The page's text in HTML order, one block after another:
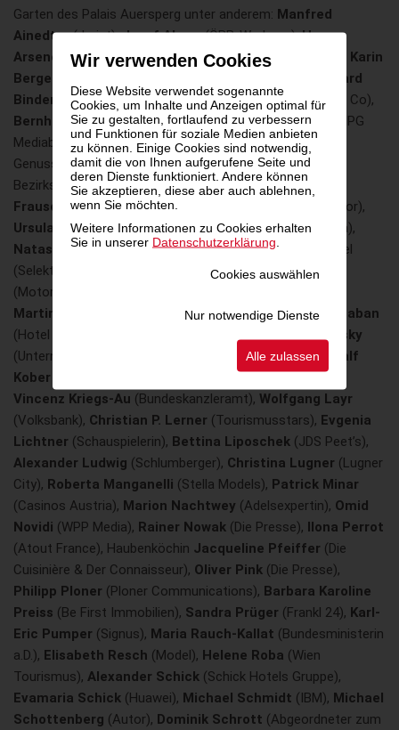
Wir verwenden Cookies
Diese Website verwendet sogenannte
Cookies, um Inhalte und Anzeigen optimal für
Sie zu gestalten, fortlaufend zu verbessern
und Funktionen für soziale Medien anbieten
zu können. Einige Cookies sind notwendig,
damit die von Ihnen aufgerufene Seite und
deren Dienste funktioniert. Andere können
Sie akzeptieren, diese aber auch ablehnen,
wenn Sie möchten.
Weitere Informationen zu Cookies erhalten
Sie in unserer Datenschutzerklärung
Cookies auswählen
Nur notwendige Dienste
Alle zulassen
Garten des Palais Auersperg unter anderem: Manfred
Ainedter(Jurist),Josef Almer(ÖBB-Werbung),Hans
Arsenovic(Die Grünen),Luigi Barbaro(Barbaro Group), Karin
Berger
Reinhard
Binder
(Robin Consult),Manuela Bogendorfer(Wein & Co),
Bernhard A. Böhler(Kunstexperte),Thomas Bokesz
(IPG
Mediabrands),Lisi Brandlmaier(Moderatorin und
Genussexpertin),Peter Dobcak(Unternehmer),
BezirksvorsteherMartin Fabisch(Stadt Wien),Edith
Frauscher(Infoscreen),Kathrin Fuchs
(Content Creator),
Ursula Gastinger(interactive advertising bureau austria),
Natascha Golan(Jüdisches Museum Wien),
a Grasel
(Selektiv), Matthias Grün (Esterházy), Judith Haberlehner
(Motorola Lenovo),
Martin Himmelbauer
(Himmelpower),Astrid Kahl-Schaban
(Hotel Gilbert), A
Bernhard Kinsky
(Unternehmer),
(Eventim Austria),
Ralf
Kober
Hadil Krenn(Own It Now),
Vincenz Kriegs-Au (Bundeskanzleramt), Wolfgang Layr
(Volksbank), Christian P. Lerner (Tourismusstars), Evgenia
Lichtner (Schauspielerin), Bettina Liposchek (JDS Peet’s),
Alexander Ludwig (Schlumberger), Christina Lugner (Lugner
City), Roberta Manganelli (Stella Models), Patrick Minar
(Casinos Austria), Marion Nachtwey (Adelsexpertin), Omid
Novidi (WPP Media), Rainer Nowak (Die Presse), Ilona Perrot
(Atout France), Haubenköchin Jacqueline Pfeiffer (Die
Cuisinière & Der Connaisseur), Oliver Pink (Die Presse),
Philipp Ploner (Ploner Communications), Barbara Karoline
Preiss (Be First Immobilien), Sandra Prüger (Frankl 24), Karl-
Eric Pumper (Signus), Maria Rauch-Kallat (Bundesministerin
a.D.), Elisabeth Resch (Model), Helene Roba (Wien
Tourismus), Alexander Schick (Schick Hotels Gruppe),
Evamaria Schick (Huawei), Michael Schmidt (IBM), Michael
Schottenberg (Autor), Dominik Schrott (Abgeordneter zum